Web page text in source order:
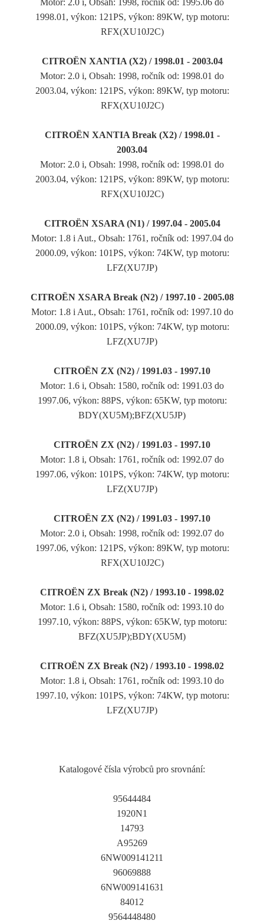
Motor: 2.0 i, Obsah: 1998, ročník od: 1995.06 do
1998.01, výkon: 121PS, výkon: 89KW, typ motoru:
RFX(XU10J2C)
CITROËN XANTIA (X2) / 1998.01 - 2003.04
Motor: 2.0 i, Obsah: 1998, ročník od: 1998.01 do
2003.04, výkon: 121PS, výkon: 89KW, typ motoru:
RFX(XU10J2C)
CITROËN XANTIA Break (X2) / 1998.01 -
2003.04
Motor: 2.0 i, Obsah: 1998, ročník od: 1998.01 do
2003.04, výkon: 121PS, výkon: 89KW, typ motoru:
RFX(XU10J2C)
CITROËN XSARA (N1) / 1997.04 - 2005.04
Motor: 1.8 i Aut., Obsah: 1761, ročník od: 1997.04 do
2000.09, výkon: 101PS, výkon: 74KW, typ motoru:
LFZ(XU7JP)
CITROËN XSARA Break (N2) / 1997.10 - 2005.08
Motor: 1.8 i Aut., Obsah: 1761, ročník od: 1997.10 do
2000.09, výkon: 101PS, výkon: 74KW, typ motoru:
LFZ(XU7JP)
CITROËN ZX (N2) / 1991.03 - 1997.10
Motor: 1.6 i, Obsah: 1580, ročník od: 1991.03 do
1997.06, výkon: 88PS, výkon: 65KW, typ motoru:
BDY(XU5M);BFZ(XU5JP)
CITROËN ZX (N2) / 1991.03 - 1997.10
Motor: 1.8 i, Obsah: 1761, ročník od: 1992.07 do
1997.06, výkon: 101PS, výkon: 74KW, typ motoru:
LFZ(XU7JP)
CITROËN ZX (N2) / 1991.03 - 1997.10
Motor: 2.0 i, Obsah: 1998, ročník od: 1992.07 do
1997.06, výkon: 121PS, výkon: 89KW, typ motoru:
RFX(XU10J2C)
CITROËN ZX Break (N2) / 1993.10 - 1998.02
Motor: 1.6 i, Obsah: 1580, ročník od: 1993.10 do
1997.10, výkon: 88PS, výkon: 65KW, typ motoru:
BFZ(XU5JP);BDY(XU5M)
CITROËN ZX Break (N2) / 1993.10 - 1998.02
Motor: 1.8 i, Obsah: 1761, ročník od: 1993.10 do
1997.10, výkon: 101PS, výkon: 74KW, typ motoru:
LFZ(XU7JP)
Katalogové čísla výrobců pro srovnání:
95644484
1920N1
14793
A95269
6NW009141211
96069888
6NW009141631
84012
9564448480